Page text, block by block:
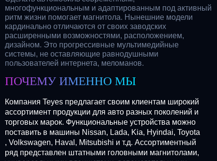
многофункциональным и адаптированным под активный
ритм жизни помогает магнитола. Нынешние модели
кардинально отличаются от своих заводских
расширенными возможностями, расположением,
дизайном. Это прогрессивные мультимедийные
системы, не оставляющие равнодушными
пользователей интернета, меломанов.
ПОЧЕМУ ИМЕННО МЫ
Компания Teyes предлагает своим клиентам широкий
ассортимент продукции для авто разных поколений и
торговых марок. Функциональные устройства можно
поставить в машины Nissan, Lada, Kia, Hyindai, Toyota
, Volkswagen, Haval, Mitsubishi и т.д. Ассортиментный
ряд представлен штатными головными магнитолами,